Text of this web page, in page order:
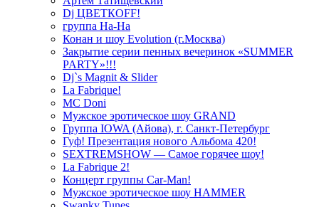
Dj ЦВЕТКOFF!
группа На-На
Конан и шоу Evolution (г.Москва)
Закрытие серии пенных вечеринок «SUMMER
PARTY»!!!
Dj`s Magnit & Slider
La Fabrique!
MC Doni
Мужское эротическое шоу GRAND
Группа IOWA (Айова), г. Санкт-Петербург
Гуф! Презентация нового Альбома 420!
SEXTREMSHOW — Самое горячее шоу!
La Fabrique 2!
Концерт группы Car-Man!
Мужское эротическое шоу HAMMER